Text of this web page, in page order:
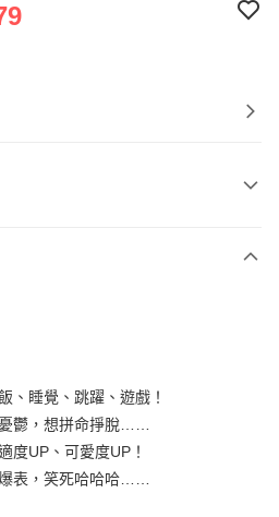
、睡覺、跳躍、遊戲！
鬱，想拼命掙脫……
度UP、可愛度UP！
表，笑死哈哈哈……